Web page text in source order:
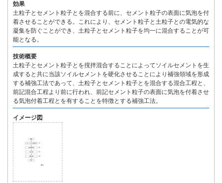
効果
土粒子とセメント粒子とを混合する前に、セメント粒子の表面に気泡を付
着させることができる。これにより、セメント粒子と土粒子との電気的な
凝集を防ぐことができ、土粒子とセメント粒子を均一に混合することが可
能となる。
技術概要
土粒子とセメント粒子とを撹拌混合することによってソイルセメントを生
成すると共に当該ソイルセメントを硬化させることにより補強領域を形成
する補強工法であって、土粒子とセメント粒子とを混合する混合工程と、
前記混合工程より前に行われ、前記セメント粒子の表面に気泡を付着させ
る気泡付着工程とを有することを特徴とする補強工法。
イメージ図